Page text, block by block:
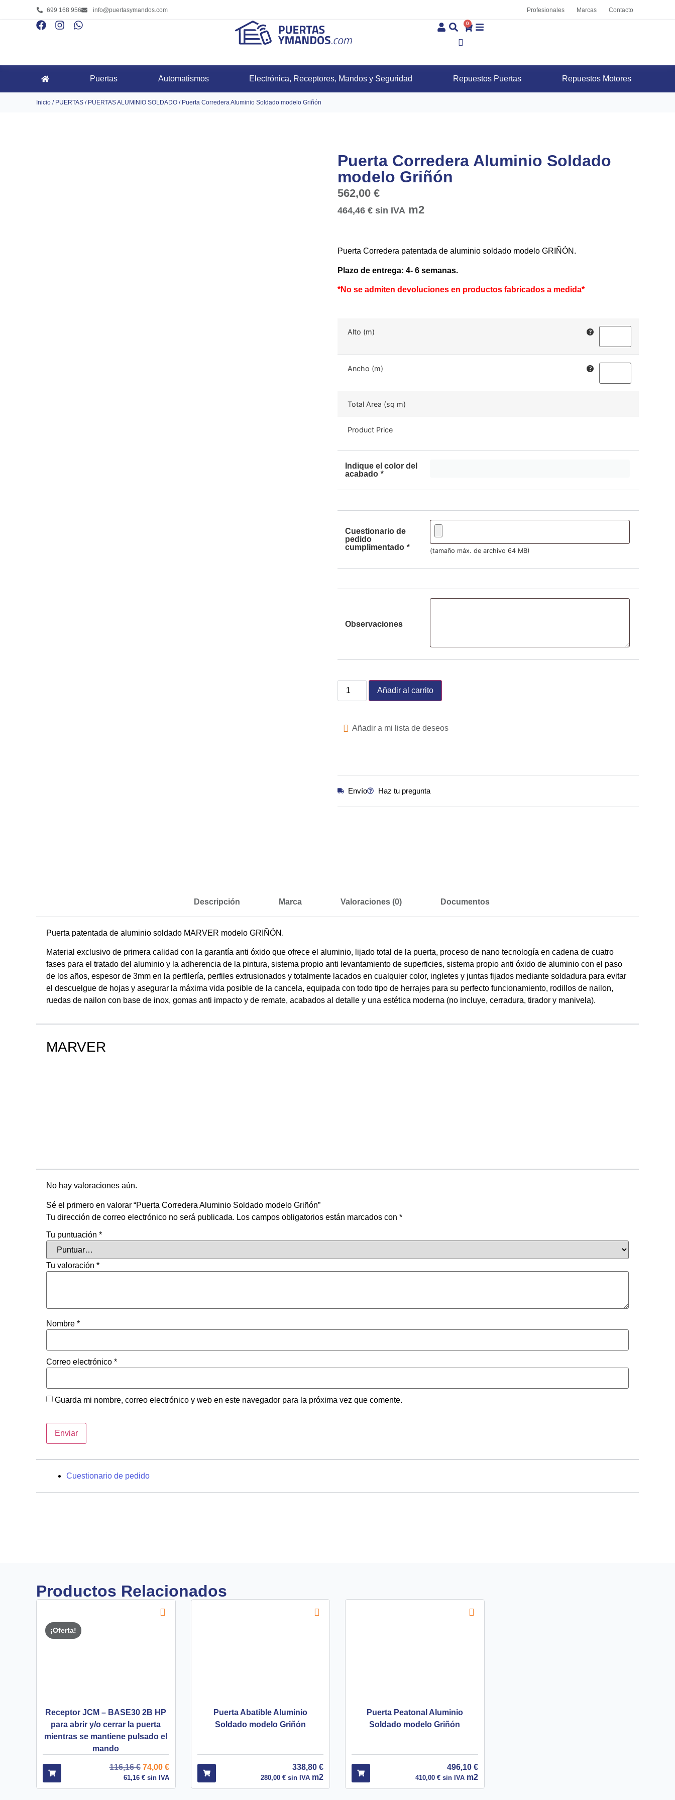
699 168 956 info@puertasymandos.com Profesionales Marcas Contacto
0
Puertas Automatismos Electrónica, Receptores, Mandos y Seguridad Repuestos Puertas Repuestos Motores
Inicio / PUERTAS / PUERTAS ALUMINIO SOLDADO / Puerta Corredera Aluminio Soldado modelo Griñón
Puerta Corredera Aluminio Soldado
modelo Griñón
562,00 €
464,46 € sin IVA m2
Puerta Corredera patentada de aluminio soldado modelo GRIÑÓN.
Plazo de entrega: 4- 6 semanas.
*No se admiten devoluciones en productos fabricados a medida*
Alto (m)
Ancho (m)
Total Area (sq m)
Product Price
Indique el color del
acabado *
Cuestionario de
pedido
cumplimentado * (tamaño máx. de archivo 64 MB)
Observaciones
Añadir al carrito
Añadir a mi lista de deseos
Envío Haz tu pregunta
Descripción Marca Valoraciones (0) Documentos
Puerta patentada de aluminio soldado MARVER modelo GRIÑÓN.
Material exclusivo de primera calidad con la garantía anti óxido que ofrece el aluminio, lijado total de la puerta, proceso de nano tecnología en cadena de cuatro
fases para el tratado del aluminio y la adherencia de la pintura, sistema propio anti levantamiento de superficies, sistema propio anti óxido de aluminio con el paso
de los años, espesor de 3mm en la perfilería, perfiles extrusionados y totalmente lacados en cualquier color, ingletes y juntas fijados mediante soldadura para evitar
el descuelgue de hojas y asegurar la máxima vida posible de la cancela, equipada con todo tipo de herrajes para su perfecto funcionamiento, rodillos de nailon,
ruedas de nailon con base de inox, gomas anti impacto y de remate, acabados al detalle y una estética moderna (no incluye, cerradura, tirador y manivela).
MARVER
No hay valoraciones aún.
Sé el primero en valorar “Puerta Corredera Aluminio Soldado modelo Griñón”
Tu dirección de correo electrónico no será publicada. Los campos obligatorios están marcados con *
Tu puntuación *
Tu valoración *
Nombre *
Correo electrónico *
Guarda mi nombre, correo electrónico y web en este navegador para la próxima vez que comente.
Cuestionario de pedido
Productos Relacionados
¡Oferta!
Receptor JCM – BASE30 2B HP
para abrir y/o cerrar la puerta
mientras se mantiene pulsado el
mando
116,16€ 74,00 €
61,16 €sin IVA
Puerta Abatible Aluminio
Soldado modelo Griñón
338,80 €
280,00 € sin IVA m2
Puerta Peatonal Aluminio
Soldado modelo Griñón
496,10 €
410,00 €sin IVAm2